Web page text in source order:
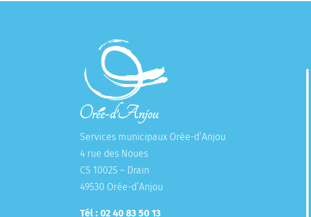
Services municipaux Orée-d’Anjou
4 rue des Noues
CS 10025 – Drain
49530 Orée-d’Anjou
Tél : 02 40 83 50 13